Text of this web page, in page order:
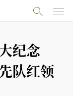
纪念
队红领